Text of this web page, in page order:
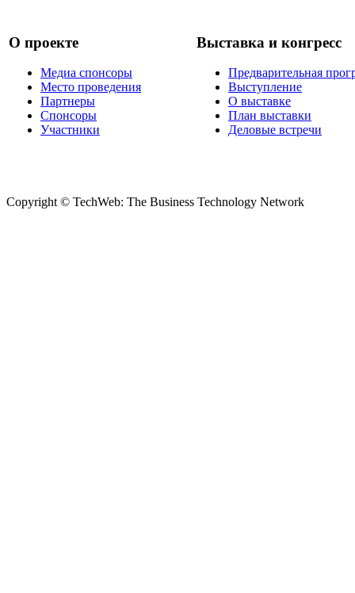
О проекте
Медиа спонсоры
Место проведения
Партнеры
Спонсоры
Участники
Выставка и конгресс
Предварительная
Выступление
О выставке
План выставки
Деловые встречи
Copyright © TechWeb: The Business Technology Network